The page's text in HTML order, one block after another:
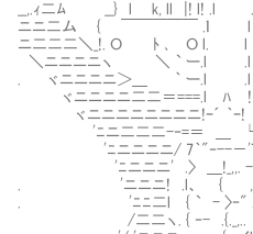
__,.ｨ二ﾑ __} l k, ll |! l!
ニニ二ム { ￣￣￣￣
ニ二二二＼_!. Ｏ ﾄ ､
＼ニニニニヽ ＼ `
. ヾニニニニ＞＿
ヾニニニニ二二
ヾニニニニニニニ
'ﾆニ二二二-‐=＝ ＿
'ﾆニニニニ/ 7｀"‐--－
'ﾆニニニ' .〉 ＿!_,,.
. 'ニニニ! .l、 { ,
. 'ﾆﾆ二l { ` - 〉‐" .
/二二ヽ. { ‐-